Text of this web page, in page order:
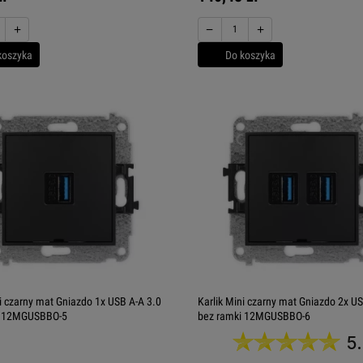
+ − +
Do koszyka
mat Gniazdo 1x USB A-A 3.0
5
Karlik Mini czarny mat Gniazdo 2x
bez ramki 12MGUSBBO-6